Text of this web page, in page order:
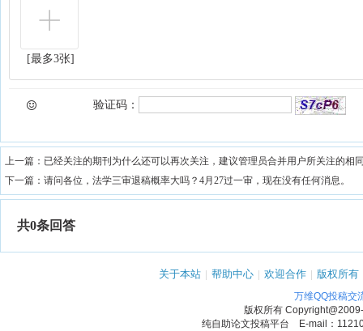
[最多3张]
验证码：
上一篇： 已经关注的期刊为什么还可以再次关注，建议管理员合并用户所关注的相
下一篇： 请问各位，法学三审退稿概率大吗？4月27过一审，现在没有任何消息。
共0条回答
关于本站 | 帮助中心 | 欢迎合作 | 版权所有
万维QQ投稿交
版权所有
纯自助论文投稿平台 E-mail：